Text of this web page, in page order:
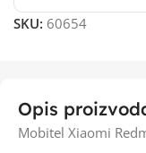
SKU: 60654
Opis
Mobitel Xiaomi